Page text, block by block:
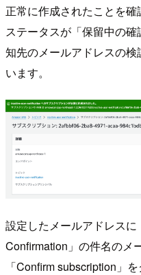
正常に作成されたことを確
ステータスが「保留中の
知先のメールアドレスの
います。
設定したメールアドレス
Confirmation」の件名のメ
「Confirm subscription」を